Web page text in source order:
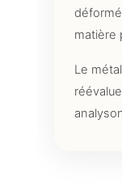
matière
Le